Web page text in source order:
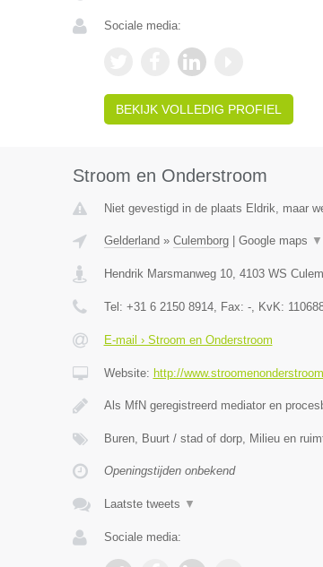
Sociale media:
BEKIJK VOLLEDIG PROFIEL
Stroom en Onderstroom
Niet gevestigd in de plaats Eldrik, maar
Gelderland » Culemborg| Google maps ▼
Hendrik Marsmanweg 10, 4103 WS
Tel: +31 6 2150 8914, Fax: -, KvK:
E-mail › Stroom en Onderstroom
Website: http://
Als MfN geregistreerd mediator en
Buren, Buurt / stad of dorp, Milieu en
Openingstijden onbekend
Laatste tweets ▼
Sociale media: